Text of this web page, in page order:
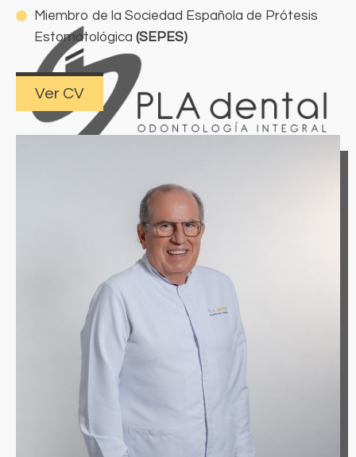
Miembro de la Sociedad Española de Prótesis
Estomatológica (SEPES)
Ver CV